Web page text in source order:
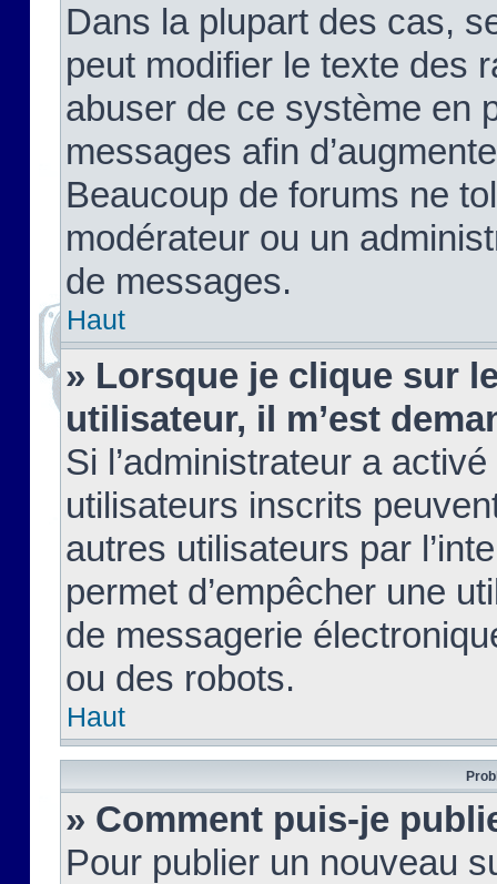
Dans la plupart des cas,
peut modifier le texte des
abuser de ce système en
messages afin
Beaucoup de forums ne
modérateur ou un
de messages.
Haut
» Lorsque je clique sur
utilisateur, il m’est
Si l’administrateur a
utilisateurs inscrits
autres utilisateurs par
permet d’empêcher une
de messagerie
ou des robots.
Haut
» Comment puis-je
Pour publier un nouveau